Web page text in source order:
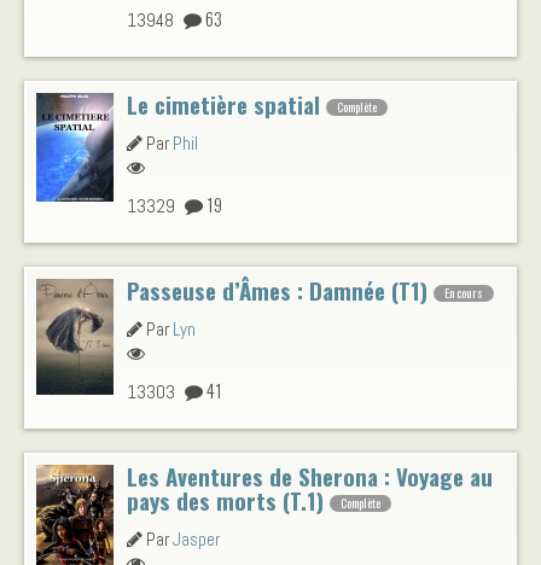
13948 63
Le cimetière spatial Complète
ParPhil
13329 19
Passeuse d’Âmes : Damnée (T1) En cours
ParLyn
13303 41
Les Aventures de Sherona : Voyage au
pays des morts (T.1) Complète
ParJasper